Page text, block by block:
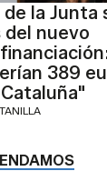
la Junta
nuevo
389